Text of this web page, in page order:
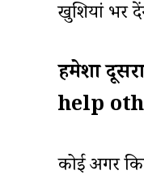
खुशियां भर
हमेशा
help
कोई अगर